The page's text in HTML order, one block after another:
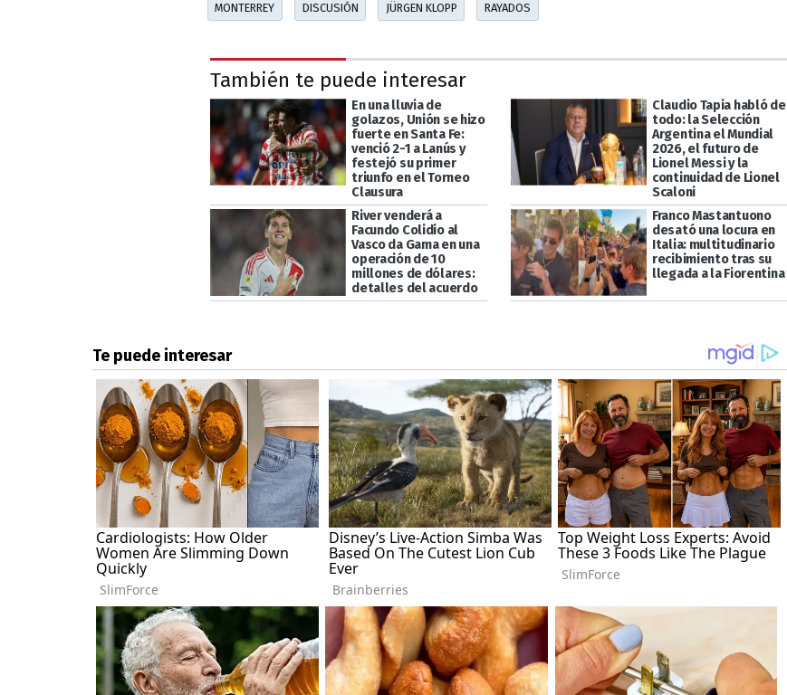
MONTERREY DISCUSIÓN JÜRGEN KLOPP RAYADOS
También te puede interesar
En una lluvia de
golazos, Unión se hizo
fuerte en Santa Fe:
venció 2-1 a Lanús y
festejó su primer
triunfo en el Torneo
Clausura
Claudio Tapia habló de
todo: la Selección
Argentina el Mundial
2026, el futuro de
Lionel Messi y la
continuidad de Lionel
Scaloni
River venderá a
Facundo Colidio al
Vasco da Gama en una
operación de 10
millones de dólares:
detalles del acuerdo
Franco Mastantuono
desató una locura en
Italia: multitudinario
recibimiento tras su
llegada a la Fiorentina